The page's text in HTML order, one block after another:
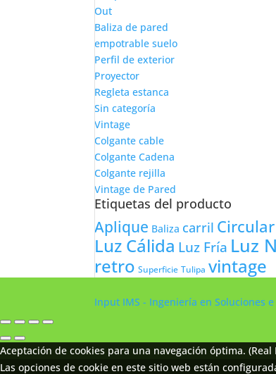
Out
Baliza de pared
empotrable suelo
Perfil de exterior
Proyector
Regleta estanca
Sin categoría
Vintage
Colgante cable
Colgante Cadena
Colgante rejilla
Vintage de Pared
Etiquetas del producto
Aplique Baliza carril Circular
Luz Cálida Luz Fría Luz
retro Superficie Tulipa vintage
Input IMS - Ingeniería en Soluciones
Aceptación de cookies para una navegación óptima. (Real
Las opciones de cookie en este sitio web están